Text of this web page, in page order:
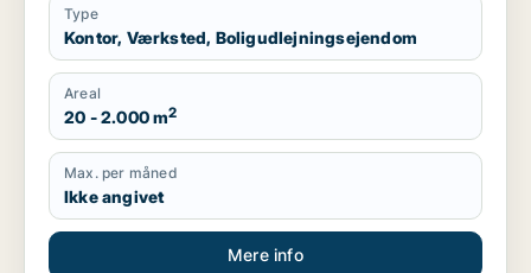
Type
Kontor, Værksted, Boligudlejningsejendom
Areal
20 - 2.000 m2
Max. per måned
Ikke angivet
Mere info